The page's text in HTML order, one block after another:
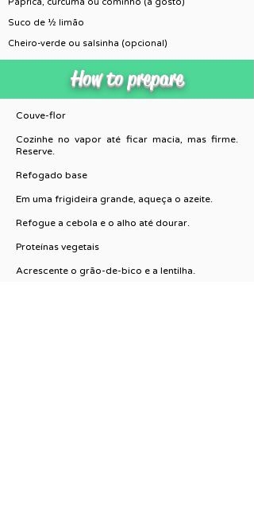
Suco de ½ limão
Cheiro-verde ou salsinha (opcional)
How to prepare
Couve-flor
Cozinhe no vapor até ficar macia, mas firme.
Reserve.
Refogado base
Em uma frigideira grande, aqueça o azeite.
Refogue a cebola e o alho até dourar.
Proteínas vegetais
Acrescente o grão-de-bico e a lentilha.